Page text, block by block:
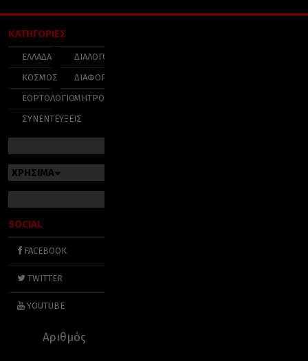
ΚΑΤΗΓΟΡΙΕΣ
ΕΛΛΑΔΑ
ΚΟΣΜΟΣ
ΕΟΡΤΟΛΟΓΙΟ
ΣΥΝΕΝΤΕΥΞΕΙΣ
ΔΙΑΛΟΓΟΣ
ΔΙΑΦΟΡΑ
ΜΗΤΡΟΠΟΛΕΙΣ
ΧΡΗΣΙΜΑ
SOCIAL
FACEBOOK
TWITTER
YOUTUBE
Αριθμός